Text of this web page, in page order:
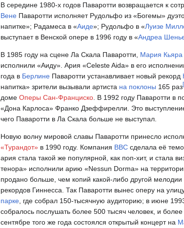
В середине 1980-х годов Паваротти возвращается к
Вене Паваротти исполняет Рудольфо из «Богемы»
напитке»; Радамеса в «Аиде»; Рудольфо в «Луизе
выступает в Венской опере в 1996 году в «Андреа
В 1985 году на сцене Ла Скала Паваротти, Мария Кьяра
исполнили «Аиду». Ария «Celeste Aida» в его
года в Берлине Паваротти устанавливает новый рекорд
напитка» зрители вызывали артиста на поклоны 165 раз[
доме Оперы Сан-Франциско . В 1992 году Паваротти в
«Дона Карлоса» Франко Дзеффирелли. Это
чего Паваротти в Ла Скала больше не выступал.
Новую волну мировой славы Паваротти принесло
«Турандот» в 1990 году. Компания ВВС сделала её
ария стала такой же популярной, как поп-хит, и стала
тенора» исполнили арию «Nessun Dorma» на
продано больше, чем копий какой-либо другой
рекордов Гиннесса. Так Паваротти вынес оперу на
парке , где собрал 150-тысячную аудиторию; в июне
собралось послушать более 500 тысяч человек, и
сентябре того же года состоялся открытый концерт на